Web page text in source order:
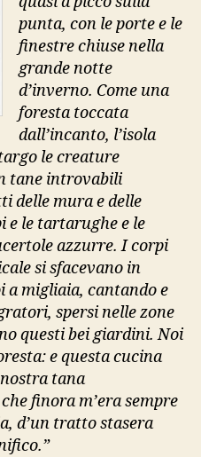
punta, con le porte e le
finestre chiuse nella
grande notte
d’inverno. Come una
foresta toccata
dall’incanto, l’isola
le creature
tane introvabili
delle mura e delle
e le tartarughe e le
azzurre. I corpi
si sfacevano in
a migliaia, cantando e
spersi nelle zone
questi bei giardini. Noi
e questa cucina
tana
finora m’era sempre
d’un tratto stasera